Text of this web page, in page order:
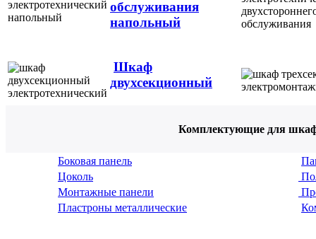
обслуживания
напольный
Шкаф
двухсекционный
Комплектующие для
Боковая панель
Цоколь
Монтажные панели
Пластроны металлические